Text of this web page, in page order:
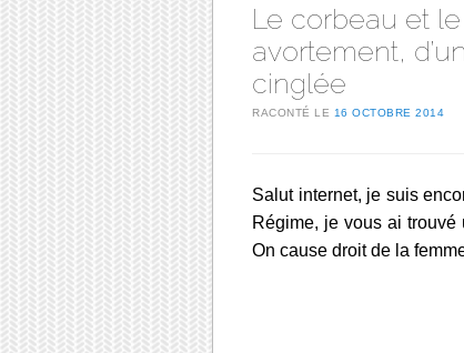
Le corbeau et le
avortement,
cinglée
RACONTÉ LE 16 OCTOBRE 2014
Salut internet, je suis
Régime, je vous ai trouvé
On cause droit de la